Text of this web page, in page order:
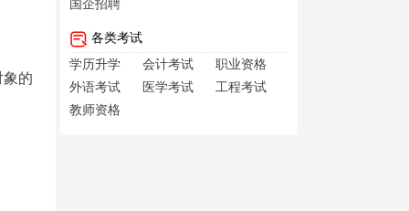
象的
国企招聘
各类考试
学历升学
会计考试
职业资格
外语考试
医学考试
工程考试
教师资格